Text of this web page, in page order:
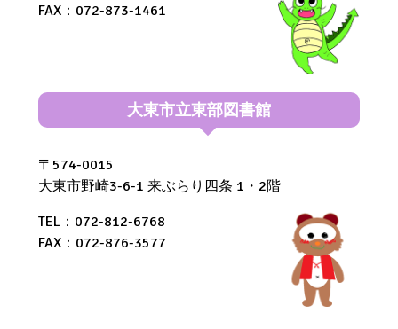
FAX：072-873-1461
大東市立東部図書館
〒574-0015
大東市野崎3-6-1 来ぶらり四条 1・2階
TEL：072-812-6768
FAX：072-876-3577